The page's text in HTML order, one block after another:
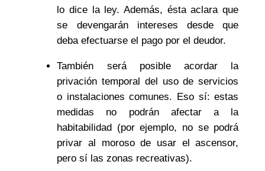
lo dice la ley. Además, ésta aclara que
se devengarán intereses desde que
deba efectuarse el pago por el deudor.
También será posible acordar la
privación temporal del uso de servicios
o instalaciones comunes. Eso sí: estas
medidas no podrán afectar a la
habitabilidad (por ejemplo, no se podrá
privar al moroso de usar el ascensor,
pero sí las zonas recreativas).